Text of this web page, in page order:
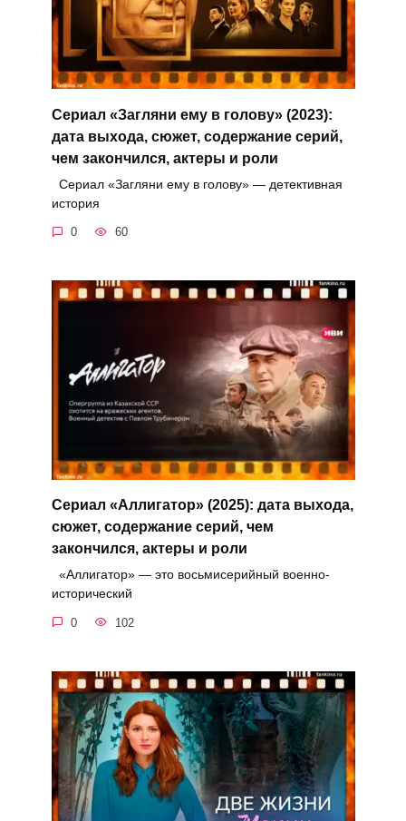
Сериал «Загляни ему в голову» (2023):
дата выхода, сюжет, содержание серий,
чем закончился, актеры и роли
Сериал «Загляни ему в голову» — детективная
история
0 60
Сериал «Аллигатор» (2025): дата выхода,
сюжет, содержание серий, чем
закончился, актеры и роли
«Аллигатор» — это восьмисерийный военно-
исторический
0 102